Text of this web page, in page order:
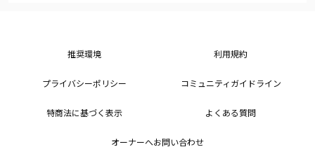
推奨環境 利用規約
プライバシーポリシー コミュニティガイドライン
特商法に基づく表示 よくある質問
オーナーへお問い合わせ